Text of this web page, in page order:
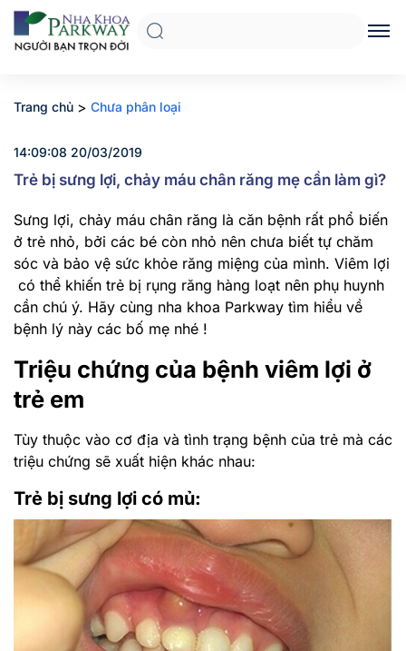
Trang chủ > Chưa phân loại
14:09:08 20/03/2019
Trẻ bị sưng lợi, chảy máu chân răng mẹ cần làm gì?
Sưng lợi, chảy máu chân răng là căn bệnh rất phổ biến
ở trẻ nhỏ, bởi các bé còn nhỏ nên chưa biết tự chăm
sóc và bảo vệ sức khỏe răng miệng của mình. Viêm lợi
có thể khiến trẻ bị rụng răng hàng loạt nên phụ huynh
cần chú ý. Hãy cùng nha khoa Parkway tìm hiểu về
bệnh lý này các bố mẹ nhé !
Triệu chứng của bệnh viêm lợi ở
trẻ em
Tùy thuộc vào cơ địa và tình trạng bệnh của trẻ mà các
triệu chứng sẽ xuất hiện khác nhau:
Trẻ bị sưng lợi có mủ: